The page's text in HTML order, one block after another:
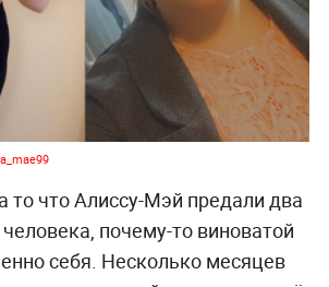
то что Алиссу-Мэй предали два
почему-то виноватой
себя. Несколько месяцев